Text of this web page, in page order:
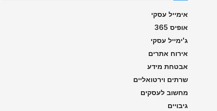
אימייל עסקי
אופיס 365
ג'ימייל עסקי
אירוח אתרים
אבטחת מידע
שרתים וירטואליים
מחשוב לעסקים
גיבויים